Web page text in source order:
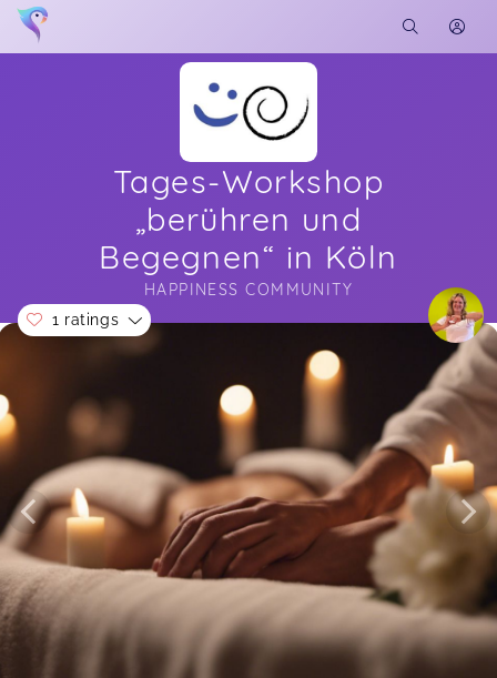
Tages-Workshop
„berühren und
Begegnen“ in Köln
HAPPINESS COMMUNITY
Soon you will learn more about me here...
1 ratings
Ich ging skeptisch, neugierig und nervös ins
Seminar und kam beseelt, glücklich und
tiefenentspannt wieder nach Hause. Angela,
Michael und Irena haben den Workshop mit so
viel Herz, Feingefühl und Humor angeleitet, dass
mein Partner und ich eine so wundervolle,
sinnliche und verbindende Zeit hatten, dass wir
mit Tantra unbedingt weitermachen wollen. Von
Herzen vielen Dank für dieses Erlebnis!
Ursula,